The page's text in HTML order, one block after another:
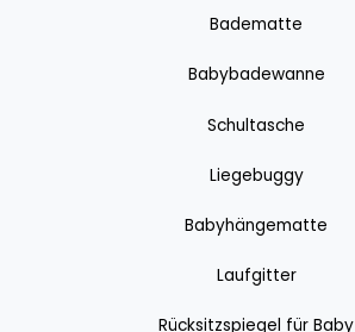
Badematte
Babybadewanne
Schultasche
Liegebuggy
Babyhängematte
Laufgitter
Rücksitzspiegel für Baby